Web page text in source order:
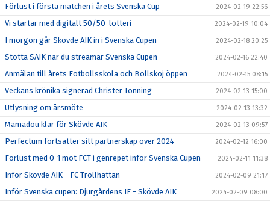
Förlust i första matchen i årets Svenska Cup 2024-02-19 22:56
Vi startar med digitalt 50/50-lotteri 2024-02-19 10:04
I morgon går Skövde AIK in i Svenska Cupen 2024-02-18 20:25
Stötta SAIK när du streamar Svenska Cupen 2024-02-16 22:40
Anmälan till årets Fotbollsskola och Bollskoj öppen 2024-02-15 08:15
Veckans krönika signerad Christer Tonning 2024-02-13 15:00
Utlysning om årsmöte 2024-02-13 13:32
Mamadou klar för Skövde AIK 2024-02-13 09:57
Perfectum fortsätter sitt partnerskap över 2024 2024-02-12 16:00
Förlust med 0-1 mot FCT i genrepet inför Svenska Cupen 2024-02-11 11:38
Inför Skövde AIK - FC Trollhättan 2024-02-09 21:17
Inför Svenska cupen: Djurgårdens IF - Skövde AIK 2024-02-09 08:00